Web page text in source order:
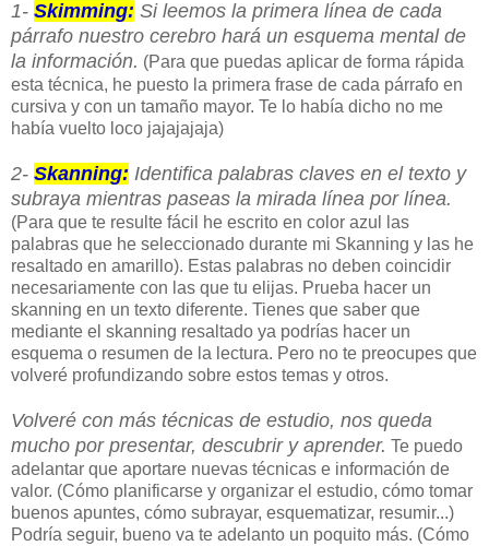
1- Skimming: Si leemos la primera línea de cada
párrafo nuestro cerebro hará un esquema mental de
la información. (Para que puedas aplicar de forma rápida
esta técnica, he puesto la primera frase de cada párrafo en
cursiva y con un tamaño mayor. Te lo había dicho no me
había vuelto loco jajajajaja)
2- Skanning: Identifica palabras claves en el texto y
subraya mientras paseas la mirada línea por línea.
(Para que te resulte fácil he escrito en color azul las
palabras que he seleccionado durante mi Skanning y las he
resaltado en amarillo). Estas palabras no deben coincidir
necesariamente con las que tu elijas. Prueba hacer un
skanning en un texto diferente. Tienes que saber que
mediante el skanning resaltado ya podrías hacer un
esquema o resumen de la lectura. Pero no te preocupes que
volveré profundizando sobre estos temas y otros.
Volveré con más técnicas de estudio, nos queda
mucho por presentar, descubrir y aprender. Te puedo
adelantar que aportare nuevas técnicas e información de
valor. (Cómo planificarse y organizar el estudio, cómo tomar
buenos apuntes, cómo subrayar, esquematizar, resumir...)
Podría seguir, bueno va te adelanto un poquito más. (Cómo